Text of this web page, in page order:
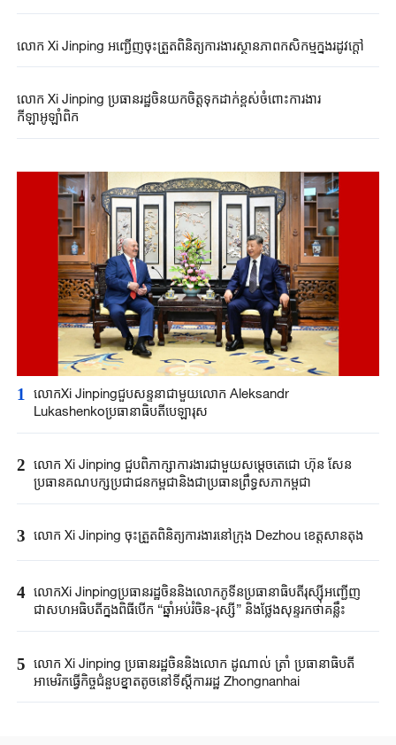
លោក Xi Jinping អញ្ជើញ​ចុះត្រួតពិនិត្យការងារស្ថានភាពកសិកម្មក្នុងរដូវក្តៅ
លោក Xi Jinping ប្រធានរដ្ឋ​ចិនយកចិត្តទុកដាក់ខ្ពស់​ចំពោះការងារ
កីឡាអូឡាំពិក
1
លោកXi Jinpingជួបសន្ទនាជាមួយលោក Aleksandr
Lukashenkoប្រធានាធិបតីបេឡារុស
2 លោក Xi Jinping ​ជួបពិភាក្សា​ការងារជាមួយ​សម្តេច​តេជោ ហ៊ុន សែន ​
ប្រធានគណបក្ស​ប្រជាជន​កម្ពុជានិងជា​ប្រធានព្រឹទ្ធសភា​កម្ពុជា​
3 លោក Xi Jinping ចុះត្រួតពិនិត្យការងារនៅក្រុង Dezhou ខេត្តសានតុង
4 លោកXi Jinpingប្រធានរដ្ឋចិននិងលោកភូទីនប្រធានាធិបតីរុស្ស៊ីអញ្ជើញ
ជាសហអធិបតីក្នុងពិធីបើក “ឆ្នាំអប់រំចិន-រុស្ស៊ី” និងថ្លែងសុន្ទរកថាគន្លឹះ
5 លោក Xi Jinping​ ប្រធានរដ្ឋចិន​និងលោក​ ដូណាល់ ត្រាំ ​ប្រធានាធិបតី​
អាមេរិកធ្វើ​កិច្ចជំនួប​ខ្នាតតូច​នៅទីស្តីការរដ្ឋ​ Zhongnanhai ​